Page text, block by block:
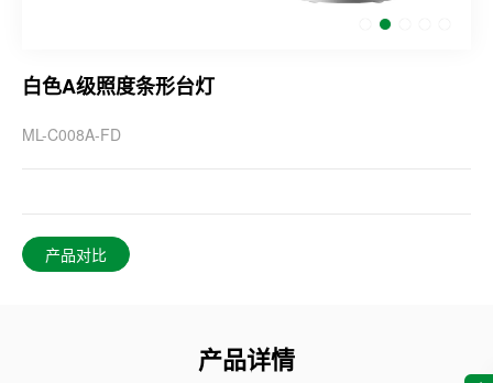
白色A级照度条形台灯
ML-C008A-FD
产品对比
产品详情